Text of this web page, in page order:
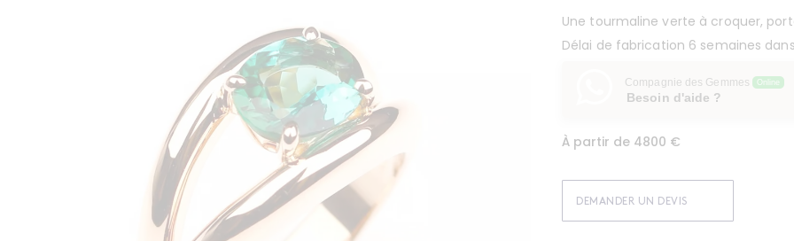
Une tourmaline verte à croquer,
Délai de fabrication 6 semaines
Compagnie des Gemmes Online
Besoin d'aide ?
À partir de 4800 €
DEMANDER UN DEVIS